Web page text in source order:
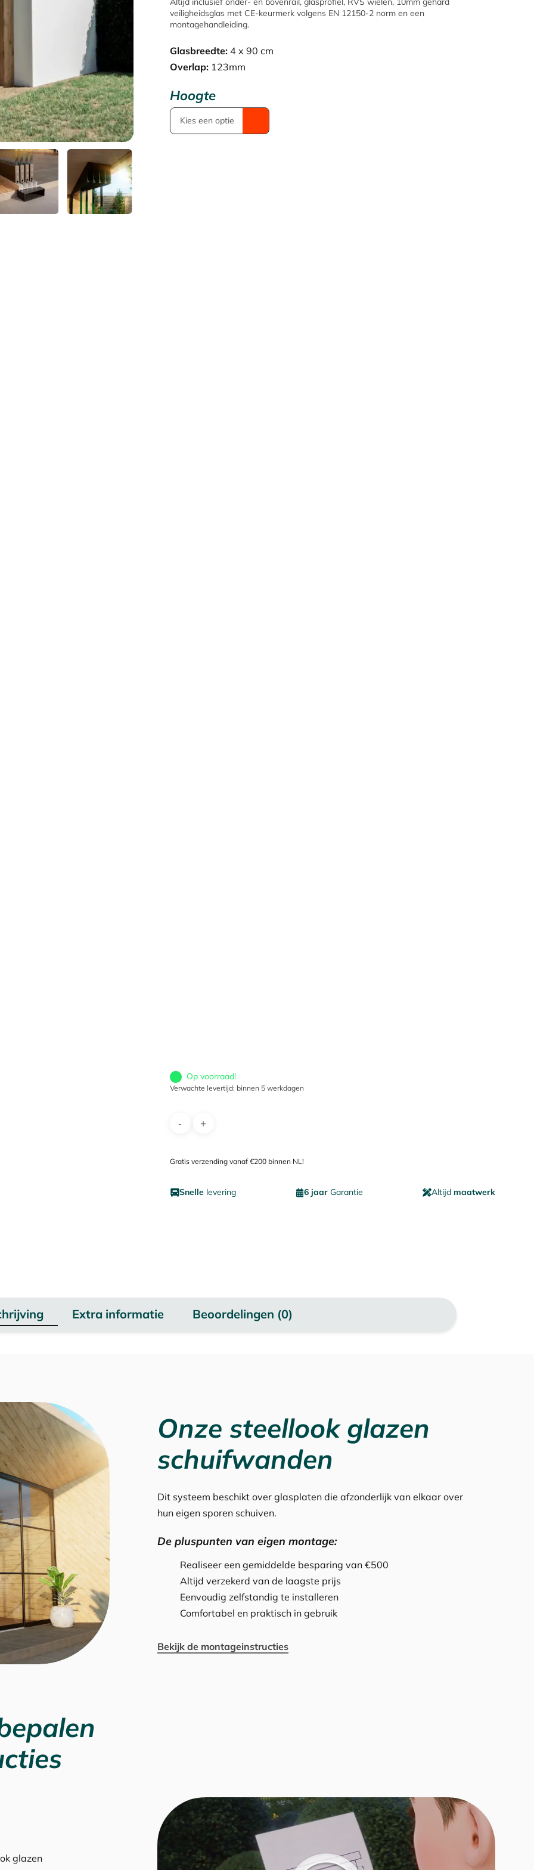
was:
is:
veiligheidsglas met CE-keurmerk volgens EN 12150-2 norm en een
montagehandleiding.
Glasbreedte:4 x 90 cm
Overlap: 123mm
Hoogte
Op voorraad!
Verwachte levertijd: binnen 5 werkdagen
Gratis verzending vanaf €200 binnen NL!
Snellelevering 6 jaar Garantie Altijd maatwerk
Extra informatie Beoordelingen (0)
Onze steellook glazen
schuifwanden
Dit systeem beschikt over glasplaten die afzonderlijk van elkaar over
hun eigen sporen schuiven.
De pluspunten van eigen montage:
Realiseer een gemiddelde besparing van €500
Altijd verzekerd van de laagste prijs
Eenvoudig zelfstandig te installeren
Comfortabel en praktisch in gebruik
Bekijk de montageinstructies
glazen